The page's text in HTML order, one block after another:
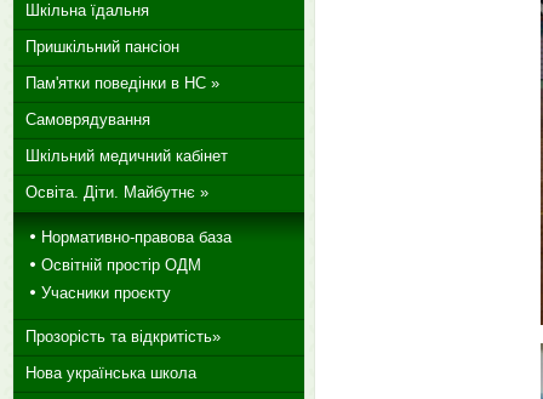
Шкільна їдальня
Пришкільний пансіон
Пам'ятки поведінки в НС »
Самоврядування
Шкільний медичний кабінет
Освіта. Діти. Майбутнє »
Нормативно-правова база
Освітній простір ОДМ
Учасники проєкту
Прозорість та відкритість»
Нова українська школа